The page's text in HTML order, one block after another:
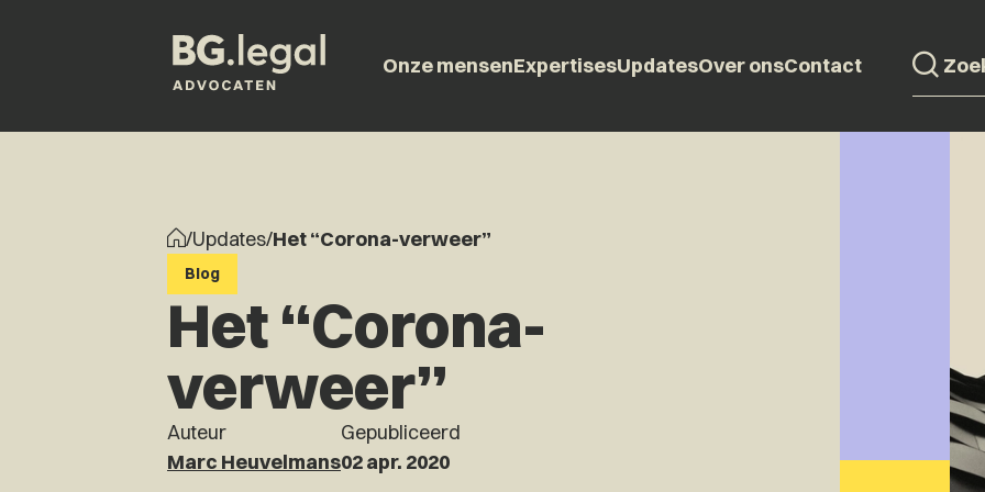
Onze mensenExpertisesUpdatesOver onsContact
/Updates/Het “Corona-verweer”
Blog
Het “Corona-
verweer”
Auteur
Marc Heuvelmans
Gepubliceerd
02 apr. 2020